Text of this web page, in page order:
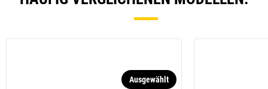
Ausgewählt